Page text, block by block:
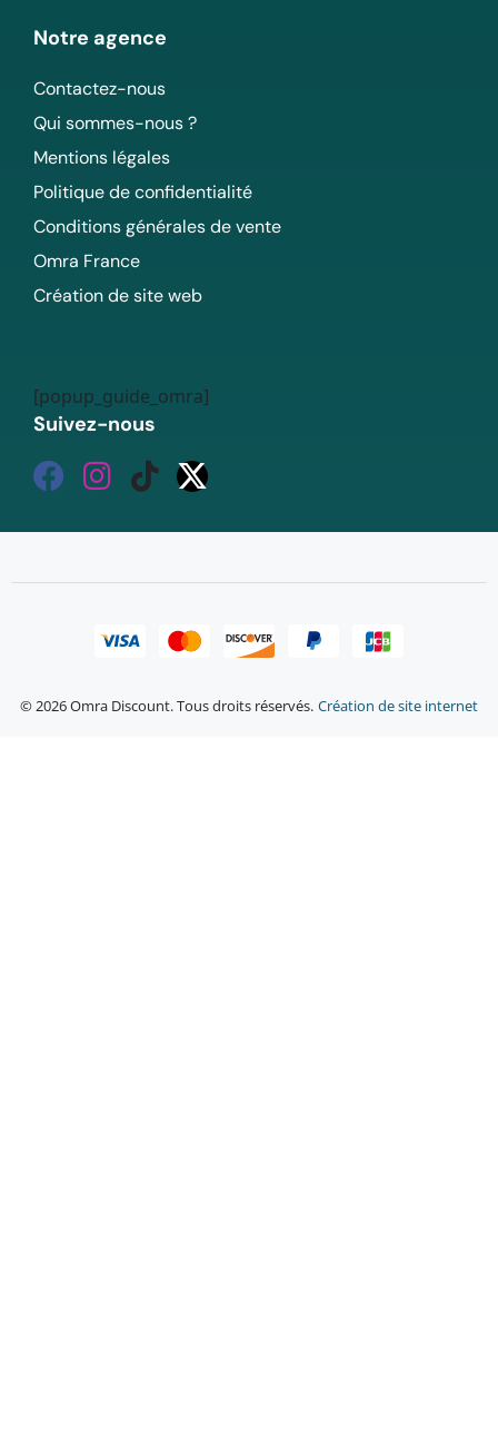
Notre agence
Contactez-nous
Qui sommes-nous ?
Mentions légales
Politique de confidentialité
Conditions générales de vente
Omra France
Création de site web
[popup_guide_omra]
Suivez-nous
© 2026 Omra Discount. Tous droits réservés. Création de site internet